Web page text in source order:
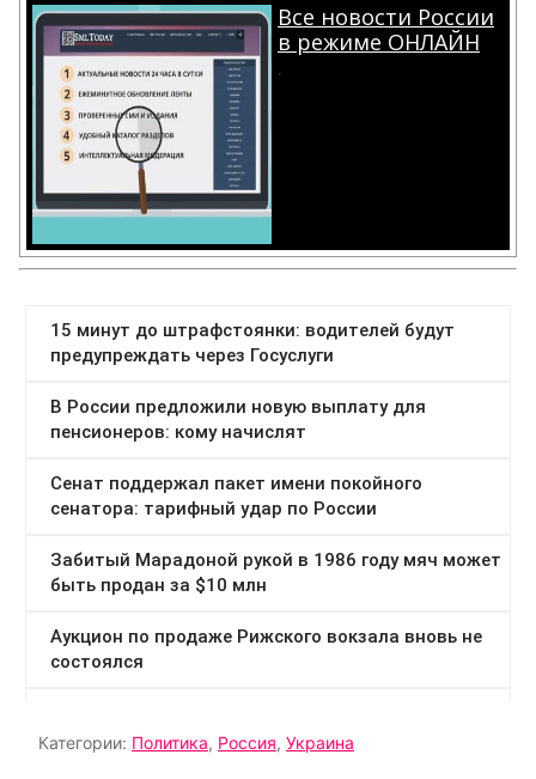
Все новости России
в режиме ОНЛАЙН
.
Категории: Политика, Россия, Украина